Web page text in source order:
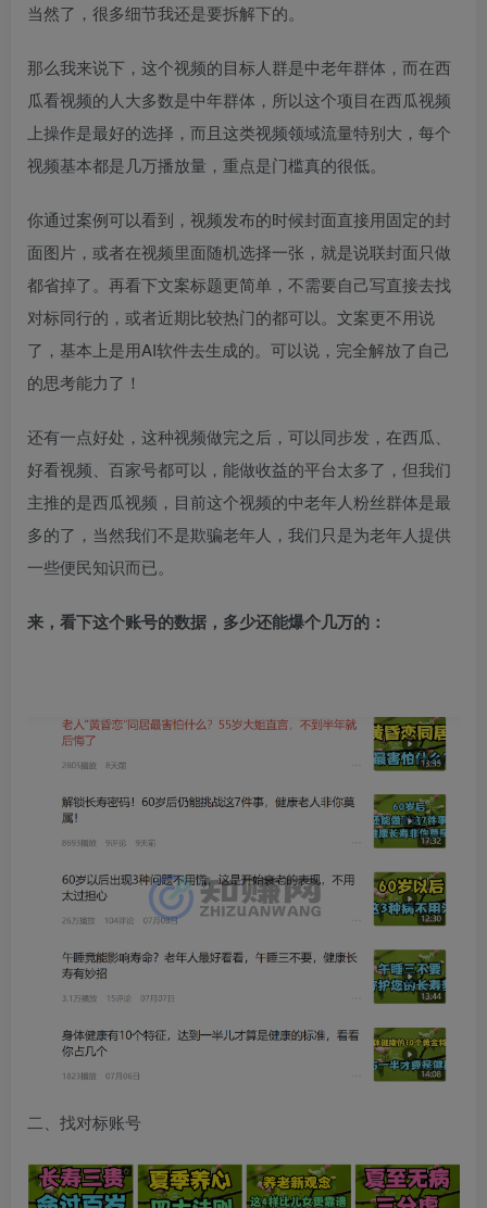
当然了，很多细节我还是要拆解下的。​
那么我来说下，这个视频的目标人群是中老年群体，而在西
瓜看视频的人大多数是中年群体，所以这个项目在西瓜视频
上操作是最好的选择，而且这类视频领域流量特别大，每个
视频基本都是几万播放量，重点是门槛真的很低。​
你通过案例可以看到，视频发布的时候封面直接用固定的封
面图片，或者在视频里面随机选择一张，就是说联封面只做
都省掉了。再看下文案标题更简单，不需要自己写直接去找
对标同行的，或者近期比较热门的都可以。文案更不用说
了，基本上是用AI软件去生成的。可以说，完全解放了自己
的思考能力了！​
还有一点好处，这种视频做完之后，可以同步发，在西瓜、
好看视频、百家号都可以，能做收益的平台太多了，但我们
主推的是西瓜视频，目前这个视频的中老年人粉丝群体是最
多的了，当然我们不是欺骗老年人，我们只是为老年人提供
一些便民知识而已。​
来，看下这个账号的数据，多少还能爆个几万的：
二、找对标账号​